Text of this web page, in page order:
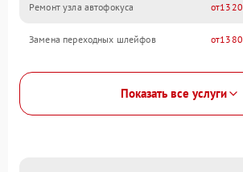
Ремонт узла автофокуса 1320
Замена переходных шлейфов 1380
Показать все услуги